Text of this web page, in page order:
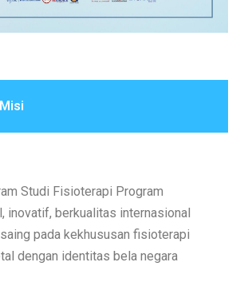
Studi Fisioterapi Program
inovatif, berkualitas internasional
pada kekhususan fisioterapi
dengan identitas bela negara